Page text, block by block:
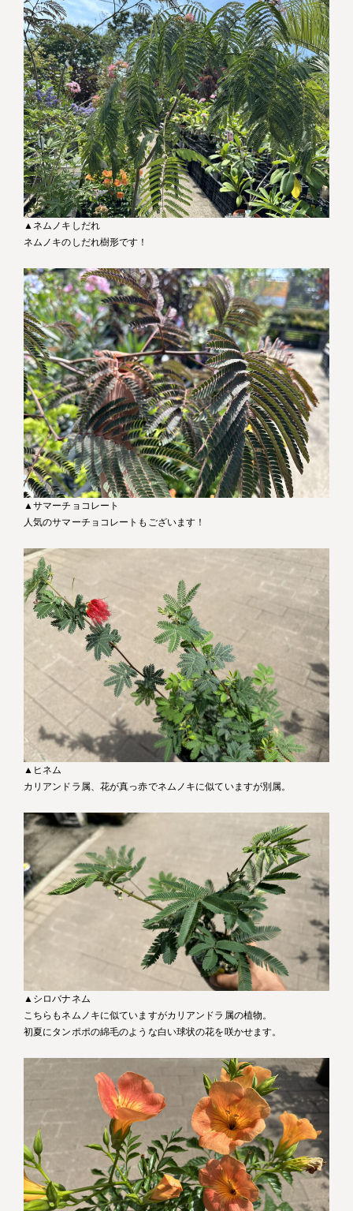
▲ネムノキしだれ
ネムノキのしだれ樹形です！
▲サマーチョコレート
人気のサマーチョコレートもございます！
▲ヒネム
カリアンドラ属、花が真っ赤でネムノキに似ていますが別属。
▲シロバナネム
こちらもネムノキに似ていますがカリアンドラ属の植物。
初夏にタンポポの綿毛のような白い球状の花を咲かせます。